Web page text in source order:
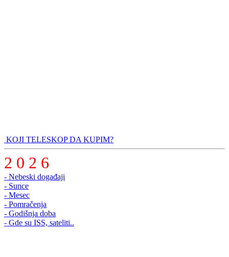
KOJI TELESKOP DA KUPIM?
2 0 2 6
- Nebeski događaji
- Sunce
- Mesec
- Pomračenja
- Godišnja doba
- Gde su ISS, sateliti..